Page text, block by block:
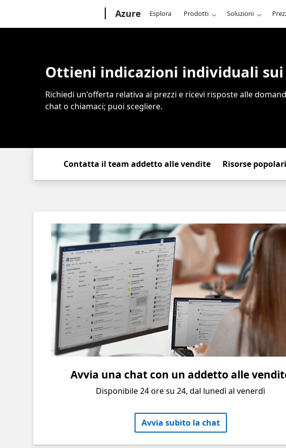
Azure Esplora Prodotti Soluzioni
Ottieni indicazioni individuali sui
Richiedi un'offerta relativa ai prezzi e ricevi risposte alle
chat o chiamaci; puoi scegliere.
Contatta il team addetto alle vendite Risorse popolari
Avvia una chat con un addetto alle
Disponibile 24 ore su 24, dal lunedì al venerdì
Avvia subito la chat